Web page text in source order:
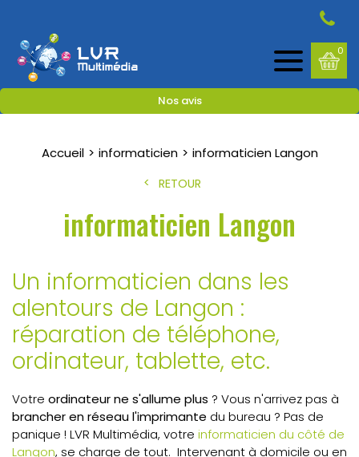
Nos avis
0
Accueil informaticien informaticien Langon
RETOUR
informaticien Langon
Un informaticien dans les
alentours de Langon :
réparation de téléphone,
ordinateur, tablette, etc.
Votre ordinateur ne s'allume plus ? Vous n'arrivez pas à
brancher en réseau l'imprimante du bureau ? Pas de
panique ! LVR Multimédia, votre informaticien du côté de
Langon, se charge de tout. Intervenant à domicile ou en